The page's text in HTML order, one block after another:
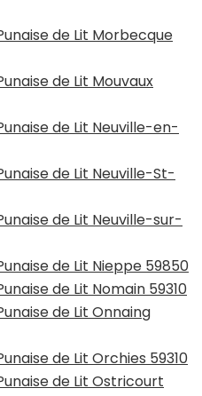
de Lit Morbecque
de Lit Mouvaux
de Lit Neuville-en-
de Lit Neuville-St-
de Lit Neuville-sur-
de Lit Nieppe 59850
de Lit Nomain 59310
de Lit Onnaing
de Lit Orchies 59310
de Lit Ostricourt